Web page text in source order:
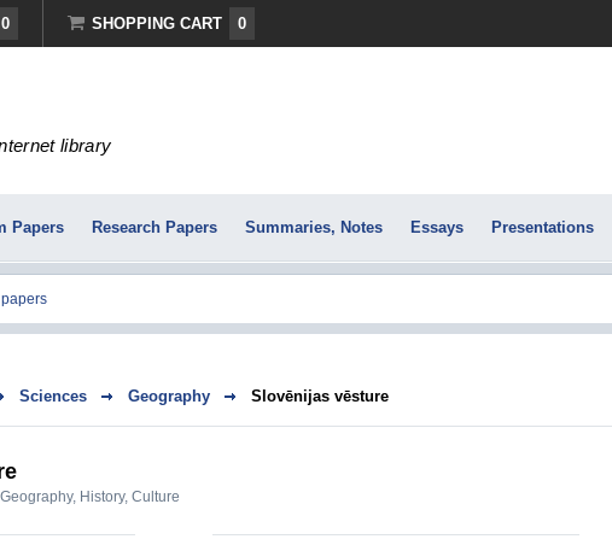
0 SHOPPING CART 0
library
Papers Research Papers Summaries, Notes Essays Presentations
Sciences Geography Slovēnijas vēsture
Geography, History, Culture